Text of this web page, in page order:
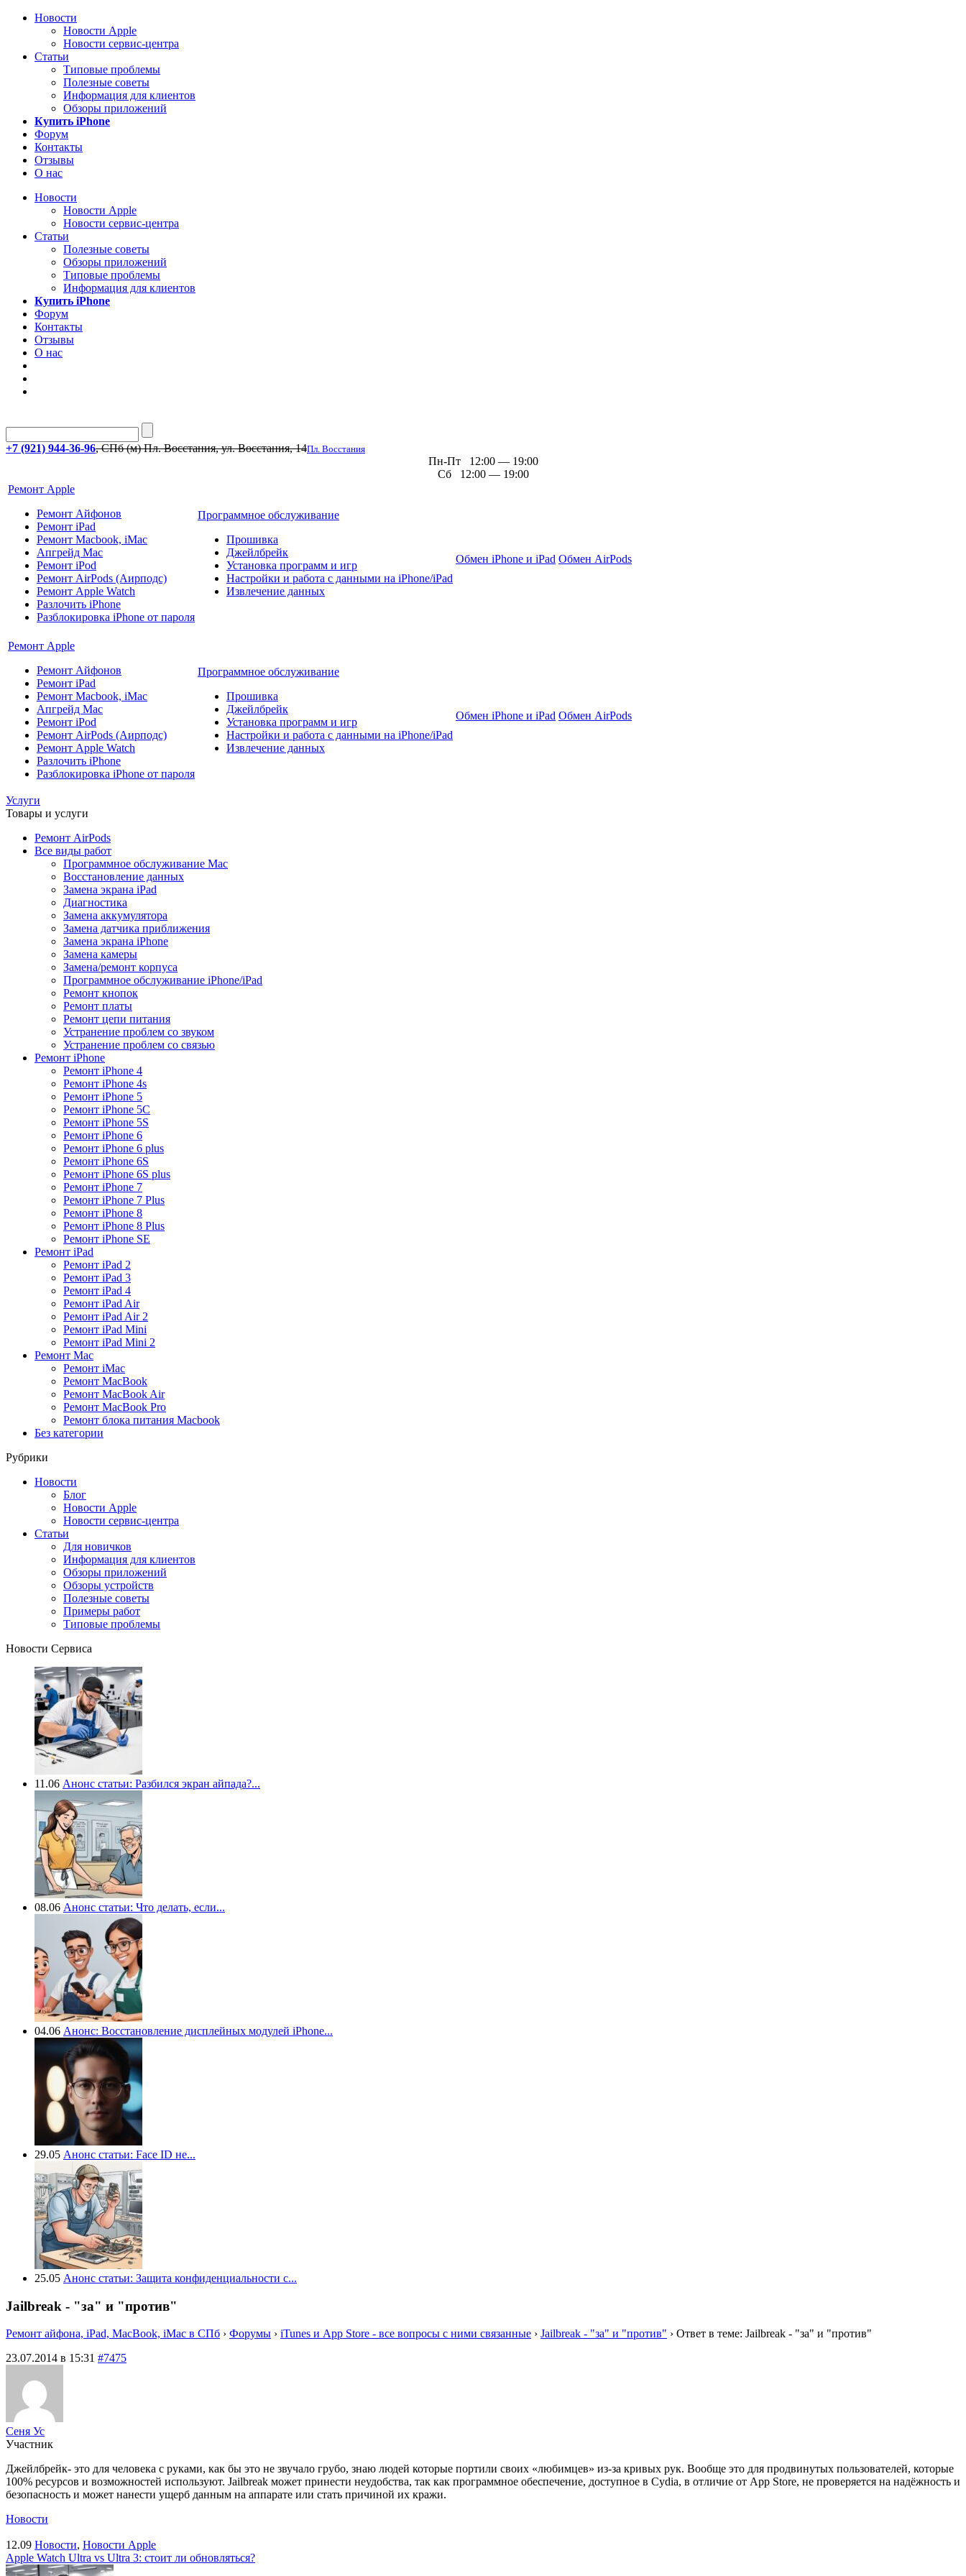
Новости
Новости Apple
Новости сервис-центра
Статьи
Типовые проблемы
Полезные советы
Информация для клиентов
Обзоры приложений
Купить iPhone
Форум
Контакты
Отзывы
О нас
Новости
Новости Apple
Новости сервис-центра
Статьи
Полезные советы
Обзоры приложений
Типовые проблемы
Информация для клиентов
Купить iPhone
Форум
Контакты
Отзывы
О нас
+7 (921) 944-36-96, СПб (м) Пл. Восстания, ул. Восстания, 14Пл. Восстания
Пн-Пт 12:00 — 19:00
Сб 12:00 — 19:00
Ремонт Apple
Ремонт Айфонов
Ремонт iPad
Ремонт Macbook, iMac
Апгрейд Mac
Ремонт iPod
Ремонт AirPods (Аирподс)
Ремонт Apple Watch
Разлочить iPhone
Разблокировка iPhone от пароля
Программное обслуживание
Прошивка
Джейлбрейк
Установка программ и игр
Настройки и работа с данными на iPhone/iPad
Извлечение данных
Обмен iPhone и iPad Обмен AirPods
Ремонт Apple
Ремонт Айфонов
Ремонт iPad
Ремонт Macbook, iMac
Апгрейд Mac
Ремонт iPod
Ремонт AirPods (Аирподс)
Ремонт Apple Watch
Разлочить iPhone
Разблокировка iPhone от пароля
Программное обслуживание
Прошивка
Джейлбрейк
Установка программ и игр
Настройки и работа с данными на iPhone/iPad
Извлечение данных
Обмен iPhone и iPad Обмен AirPods
Услуги
Товары и услуги
Ремонт AirPods
Все виды работ
Программное обслуживание Mac
Восстановление данных
Замена экрана iPad
Диагностика
Замена аккумулятора
Замена датчика приближения
Замена экрана iPhone
Замена камеры
Замена/ремонт корпуса
Программное обслуживание iPhone/iPad
Ремонт кнопок
Ремонт платы
Ремонт цепи питания
Устранение проблем со звуком
Устранение проблем со связью
Ремонт iPhone
Ремонт iPhone 4
Ремонт iPhone 4s
Ремонт iPhone 5
Ремонт iPhone 5C
Ремонт iPhone 5S
Ремонт iPhone 6
Ремонт iPhone 6 plus
Ремонт iPhone 6S
Ремонт iPhone 6S plus
Ремонт iPhone 7
Ремонт iPhone 7 Plus
Ремонт iPhone 8
Ремонт iPhone 8 Plus
Ремонт iPhone SE
Ремонт iPad
Ремонт iPad 2
Ремонт iPad 3
Ремонт iPad 4
Ремонт iPad Air
Ремонт iPad Air 2
Ремонт iPad Mini
Ремонт iPad Mini 2
Ремонт Mac
Ремонт iMac
Ремонт MacBook
Ремонт MacBook Air
Ремонт MacBook Pro
Ремонт блока питания Macbook
Без категории
Рубрики
Новости
Блог
Новости Apple
Новости сервис-центра
Статьи
Для новичков
Информация для клиентов
Обзоры приложений
Обзоры устройств
Полезные советы
Примеры работ
Типовые проблемы
Новости Сервиса
11.06 Анонс статьи: Разбился экран айпада?...
08.06 Анонс статьи: Что делать, если...
04.06 Анонс: Восстановление дисплейных модулей iPhone...
29.05 Анонс статьи: Face ID не...
25.05 Анонс статьи: Защита конфиденциальности с...
Jailbreak - "за" и "против"
Ремонт айфона, iPad, MacBook, iMac в СПб › Форумы › iTunes и App Store - все вопросы с ними связанные › Jailbreak - "за" и "против" › Ответ в теме: Jailbreak - "за" и "против"
23.07.2014 в 15:31 #7475
Сеня Ус
Участник
Джейлбрейк- это для человека с руками, как бы это не звучало грубо, знаю людей которые портили своих «любимцев» из-за кривых рук. Вообще это для продвинутых пользователей, которые
100% ресурсов и возможностей используют. Jailbreak может принести неудобства, так как программное обеспечение, доступное в Cydia, в отличие от App Store, не проверяется на надёжность и
безопасность и может нанести ущерб данным на аппарате или стать причиной их кражи.
Новости
12.09 Новости, Новости Apple
Apple Watch Ultra vs Ultra 3: стоит ли обновляться?